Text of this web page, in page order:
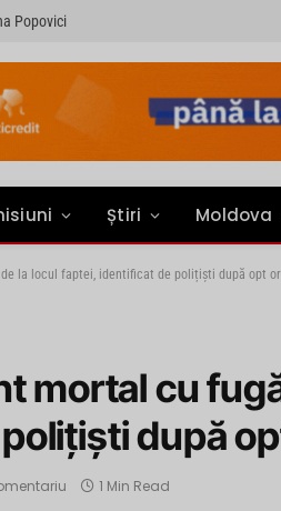
Popovici
Știri Moldova
la locul faptei, identificat de polițiști după opt
mortal cu
după
1 Min Read